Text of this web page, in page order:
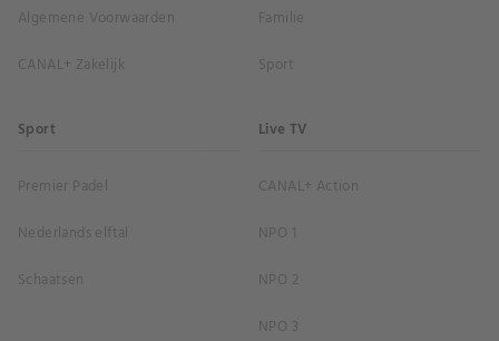
Algemene Voorwaarden
CANAL+ Zakelijk
Familie
Sport
Sport
Premier Padel
Nederlands elftal
Schaatsen
Live TV
CANAL+ Action
NPO 1
NPO 2
NPO 3